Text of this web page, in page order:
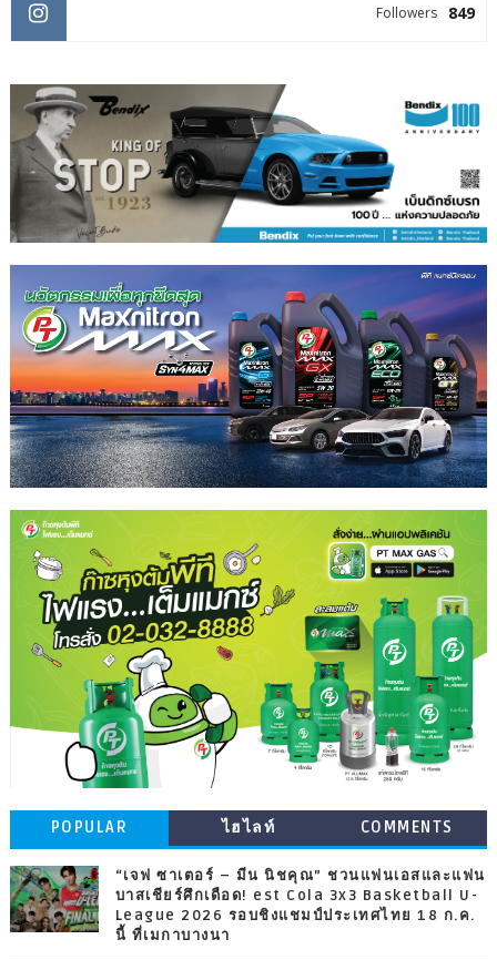
849
Followers
POPULAR ไฮไลท์ COMMENTS
“เจฟ ซาเตอร์ – มีน นิชคุณ” ชวนแฟนเอสและแฟน
บาสเชียร์ศึกเดือด! est Cola 3x3 Basketball U-
League 2026 รอบชิงแชมป์ประเทศไทย 18 ก.ค.
นี้ ที่เมกาบางนา